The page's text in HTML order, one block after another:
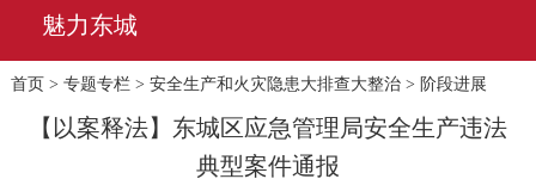
魅力东城
首页 > 专题专栏> 安全生产和火灾隐患大排查大整治> 阶段进展
【以案释法】东城区应急管理局安全生产违法
典型案件通报